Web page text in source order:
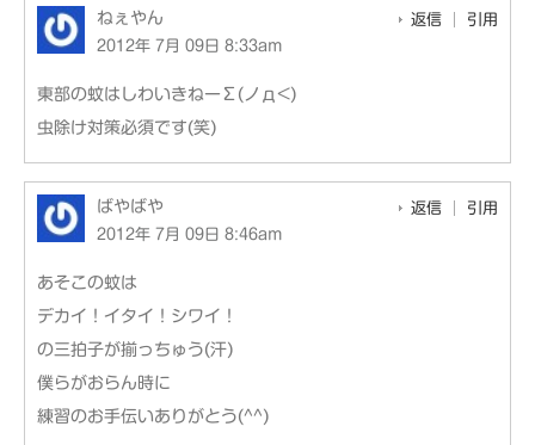
ねぇやん
2012年 7月 09日 8:33am
返信 引用
東部の蚊はしわいきねーΣ(ノд<)
虫除け対策必須です(笑)
ばやばや
2012年 7月 09日 8:46am
返信 引用
あそこの蚊は
デカイ！イタイ！シワイ！
の三拍子が揃っちゅう(汗)
僕らがおらん時に
練習のお手伝いありがとう(^^)